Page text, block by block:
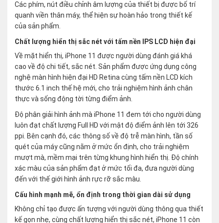
Các phím, nút điều chỉnh âm lượng của thiết bị được bố trí
quanh viền thân máy, thể hiện sự hoàn hảo trong thiết kế
của sản phẩm.
Chất lượng hiển thị sắc nét với tấm nền IPS LCD hiện đại
Về mặt hiển thị, iPhone 11 được người dùng đánh giá khá
cao về độ chi tiết, sắc nét. Sản phẩm được ứng dụng công
nghệ màn hình hiện đại HD Retina cùng tấm nền LCD kích
thước 6.1 inch thế hệ mới, cho trải nghiệm hình ảnh chân
thực và sống động tời từng điểm ảnh.
Độ phân giải hình ảnh mà iPhone 11 đem tới cho người dùng
luôn đạt chất lượng Full HD với mật độ điểm ảnh lên tới 326
ppi. Bên cạnh đó, các thông số về độ trễ màn hình, tần số
quét của máy cũng nằm ở mức ổn định, cho trải nghiệm
mượt mà, mềm mại trên từng khung hình hiển thị. Độ chính
xác màu của sản phẩm đạt ở mức tối đa, đưa người dùng
đến với thế giới hình ảnh rực rỡ sắc màu.
Cấu hình mạnh mẽ, ổn định trong thời gian dài sử dụng
Không chỉ tạo được ấn tượng với người dùng thông qua thiết
kế gọn nhẹ, cùng chất lượng hiển thị sắc nét, iPhone 11 còn